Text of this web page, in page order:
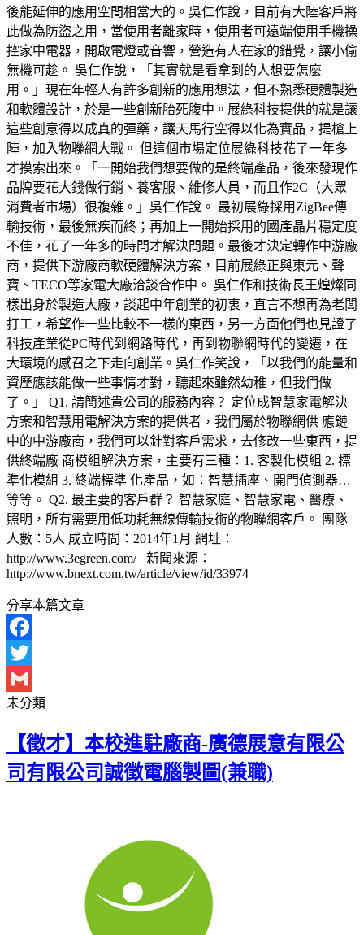
後能延伸的應用空間相當大的。吳仁作說，目前有大陸客戶將
此做為防盜之用，當使用者離家時，使用者可遠端使用手機操
控家中電器，開啟電燈或音響，營造有人在家的錯覺，讓小偷
無機可趁。 吳仁作說，「其實就是看拿到的人想要怎麼
用。」現在年輕人有許多創新的應用想法，但不熟悉硬體製造
和軟體設計，於是一些創新胎死腹中。展綠科技提供的就是讓
這些創意得以成真的彈藥，讓天馬行空得以化為實品，提槍上
陣，加入物聯網大戰。 但這個市場定位展綠科技花了一年多
才摸索出來。「一開始我們想要做的是終端產品，後來發現作
品牌要花大錢做行銷、養客服、維修人員，而且作2C（大眾
消費者市場）很複雜。」吳仁作說。 最初展綠採用ZigBee傳
輸技術，最後無疾而終；再加上一開始採用的國產晶片穩定度
不佳，花了一年多的時間才解決問題。最後才決定轉作中游廠
商，提供下游廠商軟硬體解決方案，目前展綠正與東元、聲
寶、TECO等家電大廠洽談合作中。 吳仁作和技術長王煌燦同
樣出身於製造大廠，談起中年創業的初衷，直言不想再為老闆
打工，希望作一些比較不一樣的東西，另一方面他們也見證了
科技產業從PC時代到網路時代，再到物聯網時代的變遷，在
大環境的感召之下走向創業。吳仁作笑說，「以我們的能量和
資歷應該能做一些事情才對，聽起來雖然幼稚，但我們做
了。」 Q1. 請簡述貴公司的服務內容？ 定位成智慧家電解決
方案和智慧用電解決方案的提供者，我們屬於物聯網供 應鏈
中的中游廠商，我們可以針對客戶需求，去修改一些東西，提
供終端廠 商模組解決方案，主要有三種：1. 客製化模組 2. 標
準化模組 3. 終端標準 化產品，如：智慧插座、開門偵測器…
等等。 Q2. 最主要的客戶群？ 智慧家庭、智慧家電、醫療、
照明，所有需要用低功耗無線傳輸技術的物聯網客戶。 團隊
人數：5人 成立時間：2014年1月 網址：
http://www.3egreen.com/ 新聞來源：
http://www.bnext.com.tw/article/view/id/33974
分享本篇文章
Facebook
Twitter
Gmail
未分類
【徵才】本校進駐廠商-廣德展意有限公
司有限公司誠徵電腦製圖(兼職)